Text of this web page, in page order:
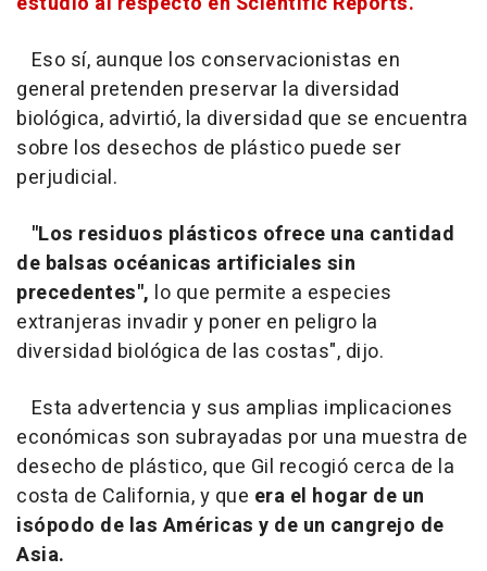
Eso sí, aunque los conservacionistas en
general pretenden preservar la diversidad
biológica, advirtió, la diversidad que se encuentra
sobre los desechos de plástico puede ser
perjudicial.
"Los residuos plásticos ofrece una cantidad
de balsas océanicas artificiales sin
precedentes", lo que permite a especies
extranjeras invadir y poner en peligro la
diversidad biológica de las costas", dijo.
Esta advertencia y sus amplias implicaciones
económicas son subrayadas por una muestra de
desecho de plástico, que Gil recogió cerca de la
costa de California, y que era el hogar de un
isópodo de las Américas y de un cangrejo de
Asia.